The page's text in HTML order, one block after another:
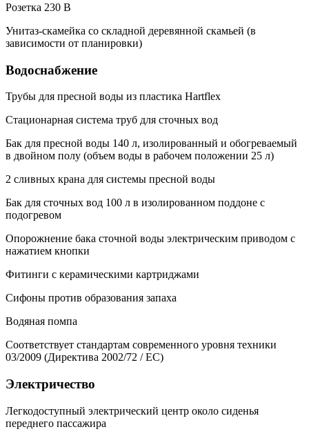
Розетка 230 В
Унитаз-скамейка со складной деревянной скамьей (в
зависимости от планировки)
Водоснабжение
Трубы для пресной воды из пластика Hartflex
Стационарная система труб для сточных вод
Бак для пресной воды 140 л, изолированный и обогреваемый
в двойном полу (объем воды в рабочем положении 25 л)
2 сливных крана для системы пресной воды
Бак для сточных вод 100 л в изолированном поддоне с
подогревом
Опорожнение бака сточной воды электрическим приводом с
нажатием кнопки
Фитинги с керамическими картриджами
Сифоны против образования запаха
Водяная помпа
Соответствует стандартам современного уровня техники
03/2009 (Директива 2002/72 / EC)
Электричество
Легкодоступный электрический центр около сиденья
переднего пассажира